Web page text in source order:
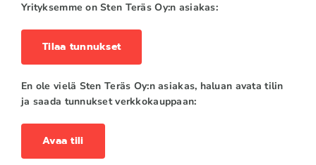
Yrityksemme on Sten Teräs Oy:n asiakas:
Tilaa tunnukset
En ole vielä Sten Teräs Oy:n asiakas, haluan avata tilin
ja saada tunnukset verkkokauppaan:
Avaa tili